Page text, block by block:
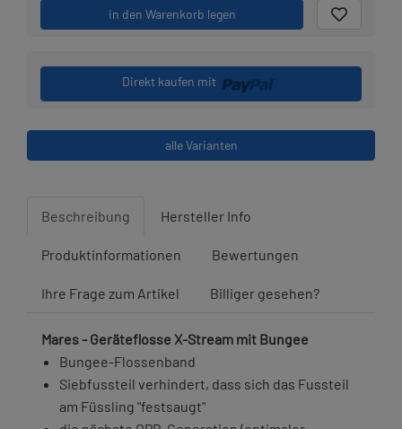
in den Warenkorb legen
Direkt kaufen mit
alle Varianten
Beschreibung Hersteller Info
Produktinformationen Bewertungen
Ihre Frage zum Artikel Billiger gesehen?
Mares - Geräteflosse X-Stream mit Bungee
Bungee-Flossenband
Siebfussteil verhindert, dass sich das Fussteil
am Füssling "festsaugt"